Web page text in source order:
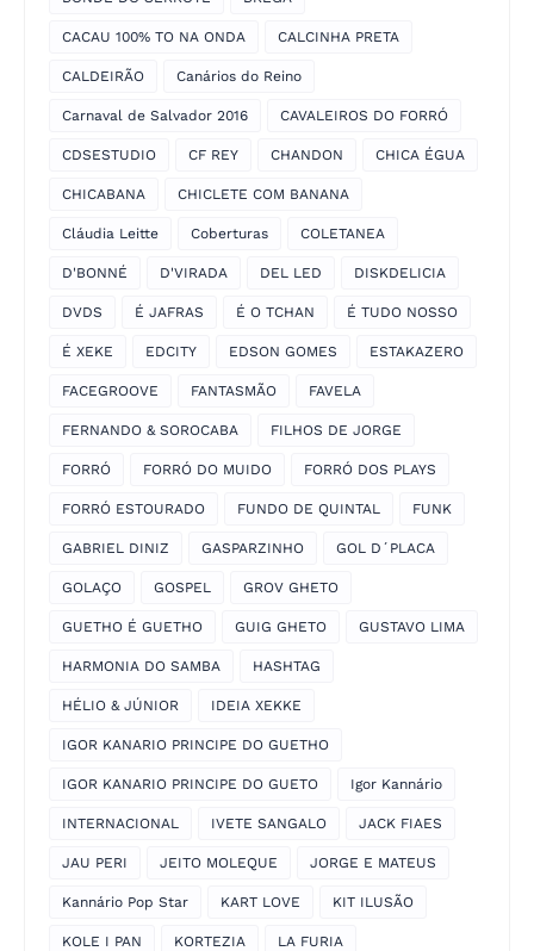
CACAU 100% TO NA ONDA CALCINHA PRETA
CALDEIRÃO Canários do Reino
Carnaval de Salvador 2016 CAVALEIROS DO FORRÓ
CDSESTUDIO CF REY CHANDON CHICA ÉGUA
CHICABANA CHICLETE COM BANANA
Cláudia Leitte Coberturas COLETANEA
D'BONNÉ D'VIRADA DEL LED DISKDELICIA
DVDS É JAFRAS É O TCHAN É TUDO NOSSO
É XEKE EDCITY EDSON GOMES ESTAKAZERO
FACEGROOVE FANTASMÃO FAVELA
FERNANDO & SOROCABA FILHOS DE JORGE
FORRÓ FORRÓ DO MUIDO FORRÓ DOS PLAYS
FORRÓ ESTOURADO FUNDO DE QUINTAL FUNK
GABRIEL DINIZ GASPARZINHO GOL D´PLACA
GOLAÇO GOSPEL GROV GHETO
GUETHO É GUETHO GUIG GHETO GUSTAVO LIMA
HARMONIA DO SAMBA HASHTAG
HÉLIO & JÚNIOR IDEIA XEKKE
IGOR KANARIO PRINCIPE DO GUETHO
IGOR KANARIO PRINCIPE DO GUETO Igor Kannário
INTERNACIONAL IVETE SANGALO JACK FIAES
JAU PERI JEITO MOLEQUE JORGE E MATEUS
Kannário Pop Star KART LOVE KIT ILUSÃO
KOLE I PAN KORTEZIA LA FURIA